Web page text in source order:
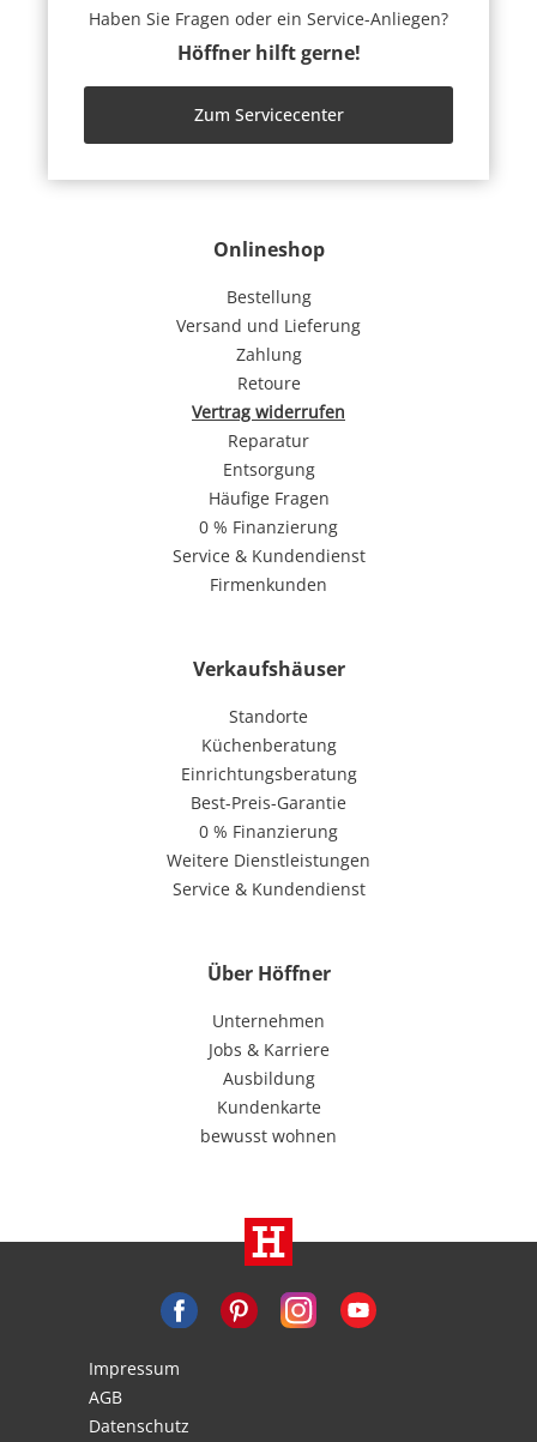
Onlineshop
Bestellung
Versand und Lieferung
Zahlung
Retoure
Vertrag widerrufen
Reparatur
Entsorgung
Häufige Fragen
0 % Finanzierung
Service & Kundendienst
Firmenkunden
Verkaufshäuser
Standorte
Küchenberatung
Einrichtungsberatung
Best-Preis-Garantie
0 % Finanzierung
Weitere Dienstleistungen
Service & Kundendienst
Über Höffner
Unternehmen
Jobs & Karriere
Ausbildung
Kundenkarte
bewusst wohnen
Haben Sie Fragen oder ein Service-Anliegen?
Höffner hilft gerne!
Zum Servicecenter
Impressum
AGB
Datenschutz